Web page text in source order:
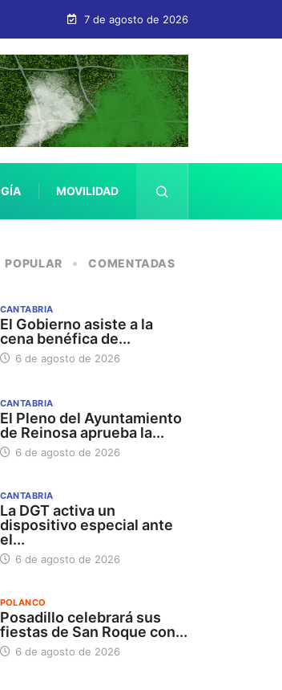
7 de agosto de 2026
MOVILIDAD
POPULAR COMENTADAS
CANTABRIA
El Gobierno asiste a la
cena benéfica de...
6 de agosto de 2026
CANTABRIA
El Pleno del Ayuntamiento
de Reinosa aprueba la...
6 de agosto de 2026
CANTABRIA
La DGT activa un
dispositivo especial ante
el...
6 de agosto de 2026
POLANCO
Posadillo celebrará sus
fiestas de San Roque con...
6 de agosto de 2026